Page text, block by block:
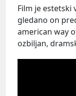
Film je estetski
gledano on
american way
ozbiljan,